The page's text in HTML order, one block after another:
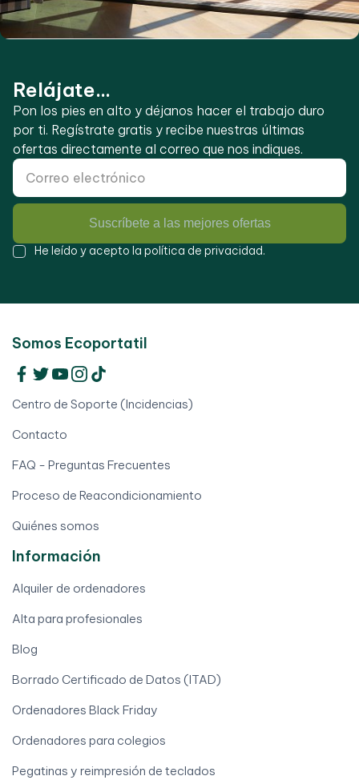
Relájate...
Pon los pies en alto y déjanos hacer el trabajo duro
por ti. Regístrate gratis y recibe nuestras últimas
ofertas directamente al correo que nos indiques.
Suscríbete a las mejores ofertas
He leído y acepto la política de privacidad.
Somos Ecoportatil
Centro de Soporte (Incidencias)
Contacto
FAQ - Preguntas Frecuentes
Proceso de Reacondicionamiento
Quiénes somos
Información
Alquiler de ordenadores
Alta para profesionales
Blog
Borrado Certificado de Datos (ITAD)
Ordenadores Black Friday
Ordenadores para colegios
Pegatinas y reimpresión de teclados